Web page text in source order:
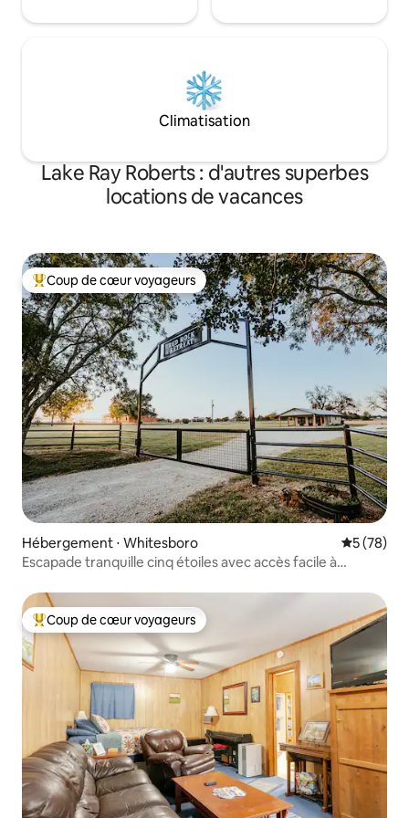
Climatisation
Lake Ray Roberts : d'autres superbes
locations de vacances
Coups de cœur voyageurs les plus appréciés
Coup de cœur voyageurs
Hébergement ⋅ Whitesboro
5 (78)
Escapade tranquille cinq étoiles avec accès facile à
Coups de cœur voyageurs les plus appréciés
Coup de cœur voyageurs